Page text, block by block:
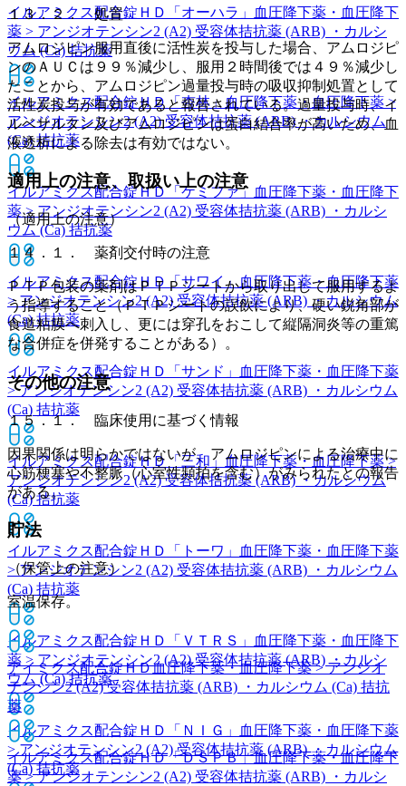
イルアミクス配合錠ＨＤ「オーハラ」
血圧降下薬・血圧降下
薬 > アンジオテンシン2 (A2) 受容体拮抗薬 (ARB) ・カルシ
ウム (Ca) 拮抗薬
イルアミクス配合錠ＨＤ「杏林」 血圧降下薬・血圧降下薬 >
アンジオテンシン2 (A2) 受容体拮抗薬 (ARB) ・カルシウム
(Ca) 拮抗薬
イルアミクス配合錠ＨＤ「ケミファ」 血圧降下薬・血圧降下
薬 > アンジオテンシン2 (A2) 受容体拮抗薬 (ARB) ・カルシ
ウム (Ca) 拮抗薬
イルアミクス配合錠ＨＤ「サワイ」血圧降下薬・血圧降下薬
> アンジオテンシン2 (A2) 受容体拮抗薬 (ARB) ・カルシウム
(Ca) 拮抗薬
イルアミクス配合錠ＨＤ「サンド」
血圧降下薬・血圧降下薬
> アンジオテンシン2 (A2) 受容体拮抗薬 (ARB) ・カルシウム
(Ca) 拮抗薬
イルアミクス配合錠ＨＤ「三和」 血圧降下薬・血圧降下薬 >
アンジオテンシン2 (A2) 受容体拮抗薬 (ARB) ・カルシウム
(Ca) 拮抗薬
イルアミクス配合錠ＨＤ「トーワ」
血圧降下薬・血圧降下薬
> アンジオテンシン2 (A2) 受容体拮抗薬 (ARB) ・カルシウム
(Ca) 拮抗薬
イルアミクス配合錠ＨＤ「ＶＴＲＳ」
血圧降下薬・血圧降下
薬 > アンジオテンシン2 (A2) 受容体拮抗薬 (ARB) ・カルシ
ウム (Ca) 拮抗薬
イルアミクス配合錠ＨＤ「ＮＩＧ」
血圧降下薬・血圧降下薬
> アンジオテンシン2 (A2) 受容体拮抗薬 (ARB) ・カルシウム
(Ca) 拮抗薬
１３．２． 処置
アムロジピン服用直後に活性炭を投与した場合、アムロジピ
ンのＡＵＣは９９％減少し、服用２時間後では４９％減少し
たことから、アムロジピン過量投与時の吸収抑制処置として
活性炭投与が有効であると報告されている。過量投与時、イ
ルベサルタン及びアムロジピンは蛋白結合率が高いため、血
液透析による除去は有効ではない。
適用上の注意、取扱い上の注意
（適用上の注意）
１４．１． 薬剤交付時の注意
ＰＴＰ包装の薬剤はＰＴＰシートから取り出して服用するよ
う指導すること（ＰＴＰシートの誤飲により、硬い鋭角部が
食道粘膜へ刺入し、更には穿孔をおこして縦隔洞炎等の重篤
な合併症を併発することがある）。
その他の注意
１５．１． 臨床使用に基づく情報
因果関係は明らかではないが、アムロジピンによる治療中に
心筋梗塞や不整脈（心室性頻拍を含む）がみられたとの報告
がある。
貯法
（保管上の注意）
室温保存。
アイミクス配合錠ＨＤ血圧降下薬・血圧降下薬 > アンジオ
テンシン2 (A2) 受容体拮抗薬 (ARB) ・カルシウム (Ca) 拮抗
薬
イルアミクス配合錠ＨＤ「ＤＳＰＢ」血圧降下薬・血圧降下
薬 > アンジオテンシン2 (A2) 受容体拮抗薬 (ARB) ・カルシ